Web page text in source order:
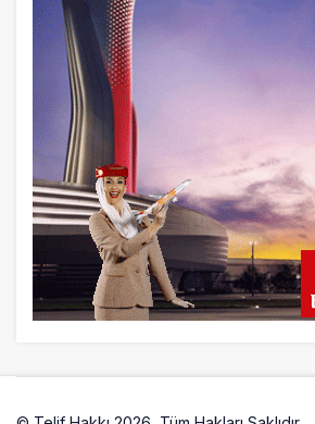
Fly Baghdad ABD
çıkarıldı
7 saat önce
Elektrikli uçaklar
hazırlanıyor
8 saat önce
Trump’ı taşıyan
uçağına fazla yaklaştı
8 saat önce
İstanbul’a indi